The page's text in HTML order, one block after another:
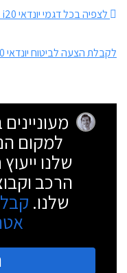
לצפיה בכל דגמי יונדאי i20 מכל השנים
לקבלת הצעה לביטוח יונדאי i20
למקום
שלנו
הרכב
שלנו.